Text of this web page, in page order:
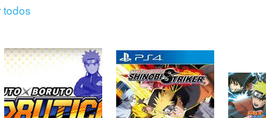
todos